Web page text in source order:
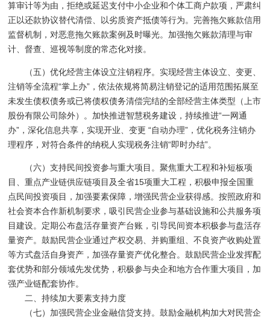
算审计等为由，拒绝或延迟支付中小企业和个体工商户款项，严肃纠
正以还款协议替代清偿、以劣质资产抵债等行为。完善拖欠账款信用
监督机制，对恶意拖欠账款案例及时曝光。加强拖欠账款清理与审
计、督查、巡视等制度的常态化对接。
（五）优化经营主体设立注销程序。实现经营主体设立、变更、
注销等全流程“掌上办”，依法依规将简易注销登记的适用范围拓展至
未发生债权债务或已将债权债务清偿完结的全部经营主体类型（上市
股份有限公司除外）。加快推进智慧税务建设，持续推进“一网通
办”，深化信息共享，实现开业、变更 “自动办理”，优化税务注销办
理程序，对符合条件的纳税人实现税务注销“即时办结”。
（六）支持民间投资参与重大项目。聚焦重大工程和补短板项
目、重点产业链供应链项目及全省15项重大工程，积极申报全国重
点民间投资项目，加强要素保障，增强民营企业获得感。按照政府和
社会资本合作新机制要求，吸引民营企业参与基础设施和公共服务项
目建设。定期公布盘活存量资产台账，引导民间资本积极参与盘活存
量资产。鼓励民营企业通过产权交易、并购重组、不良资产收购处置
等方式盘活自身资产，加强存量资产优化整合。鼓励民营企业发挥配
套优势和部分领域先发优势，积极参与央企和地方合作重大项目，加
强产业链配套协作。
二、持续加大要素支持力度
（七）加强民营企业金融信贷支持。鼓励金融机构加大对民营企